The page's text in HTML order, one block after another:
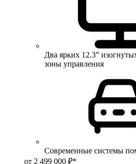
Два ярких 12.3”
зоны управления
Современные системы
от 2 499 000 ₽*